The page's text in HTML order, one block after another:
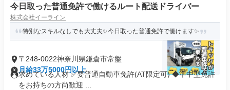
今日取った普通免許で働けるルート配送ドライバー
株式会社イーライン
特別なスキルなしでも大丈夫✨今日取った普通免許で働けます✨
〒248-0022神奈川県鎌倉市常盤
月給33万5000円以上
求めている人材 ✅要普通自動車免許(AT限定可) ◆準中型免許
をお持ちの方尚歓迎 ...